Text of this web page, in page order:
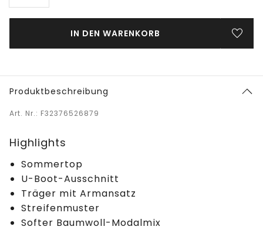
IN DEN WARENKORB
Produktbeschreibung
Art. Nr.: F32376526879
Highlights
Sommertop
U-Boot-Ausschnitt
Träger mit Armansatz
Streifenmuster
Softer Baumwoll-Modalmix